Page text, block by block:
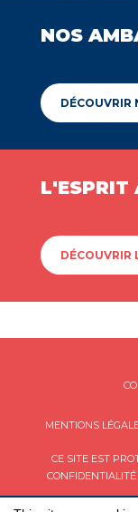
NOS
DÉCOUVRIR
L'ESPRIT
DÉCOUVRIR
MENTIONS
CE SITE EST
CONFIDENTIALITÉ